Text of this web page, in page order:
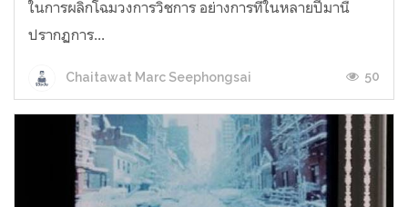
ในการผลิกโฉมวงการวิชการ อย่างการที่ในหลายปีมานี้
ปรากฏการ...
Chaitawat Marc Seephongsai 50